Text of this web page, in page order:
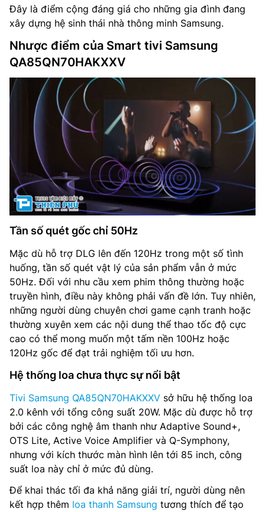
Đây là điểm cộng đáng giá cho những gia đình đang
xây dựng hệ sinh thái nhà thông minh Samsung.
Nhược điểm của Smart tivi Samsung
QA85QN70HAKXXV
Tần số quét gốc chỉ 50Hz
Mặc dù hỗ trợ DLG lên đến 120Hz trong một số tình
huống, tần số quét vật lý của sản phẩm vẫn ở mức
50Hz. Đối với nhu cầu xem phim thông thường hoặc
truyền hình, điều này không phải vấn đề lớn. Tuy nhiên,
những người dùng chuyên chơi game cạnh tranh hoặc
thường xuyên xem các nội dung thể thao tốc độ cực
cao có thể mong muốn một tấm nền 100Hz hoặc
120Hz gốc để đạt trải nghiệm tối ưu hơn.
Hệ thống loa chưa thực sự nổi bật
Tivi Samsung QA85QN70HAKXXV sở hữu hệ thống loa
2.0 kênh với tổng công suất 20W. Mặc dù được hỗ trợ
bởi các công nghệ âm thanh như Adaptive Sound+,
OTS Lite, Active Voice Amplifier và Q-Symphony,
nhưng với kích thước màn hình lên tới 85 inch, công
suất loa này chỉ ở mức đủ dùng.
Để khai thác tối đa khả năng giải trí, người dùng nên
kết hợp thêm loa thanh Samsung tương thích để tạo